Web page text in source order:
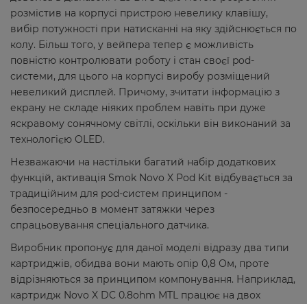
розмістив на корпусі пристрою невелику клавішу,
вибір потужності при натисканні на яку здійснюється по
колу. Більш того, у вейпера тепер є можливість
повністю контролювати роботу і стан своєї pod-
системи, для цього на корпусі виробу розміщений
невеликий дисплей. Причому, зчитати інформацію з
екрану не складе ніяких проблем навіть при дуже
яскравому сонячному світлі, оскільки він виконаний за
технологією OLED.
Незважаючи на настільки багатий набір додаткових
функцій, активація Smok Novo X Pod Kit відбувається за
традиційним для pod-систем принципом -
безпосередньо в момент затяжки через
спрацьовування спеціального датчика.
Виробник пропонує для даної моделі відразу два типи
картриджів, обидва вони мають опір 0,8 Ом, проте
відрізняються за принципом компонування. Наприклад,
картридж Novo X DC 0.8ohm MTL працює на двох